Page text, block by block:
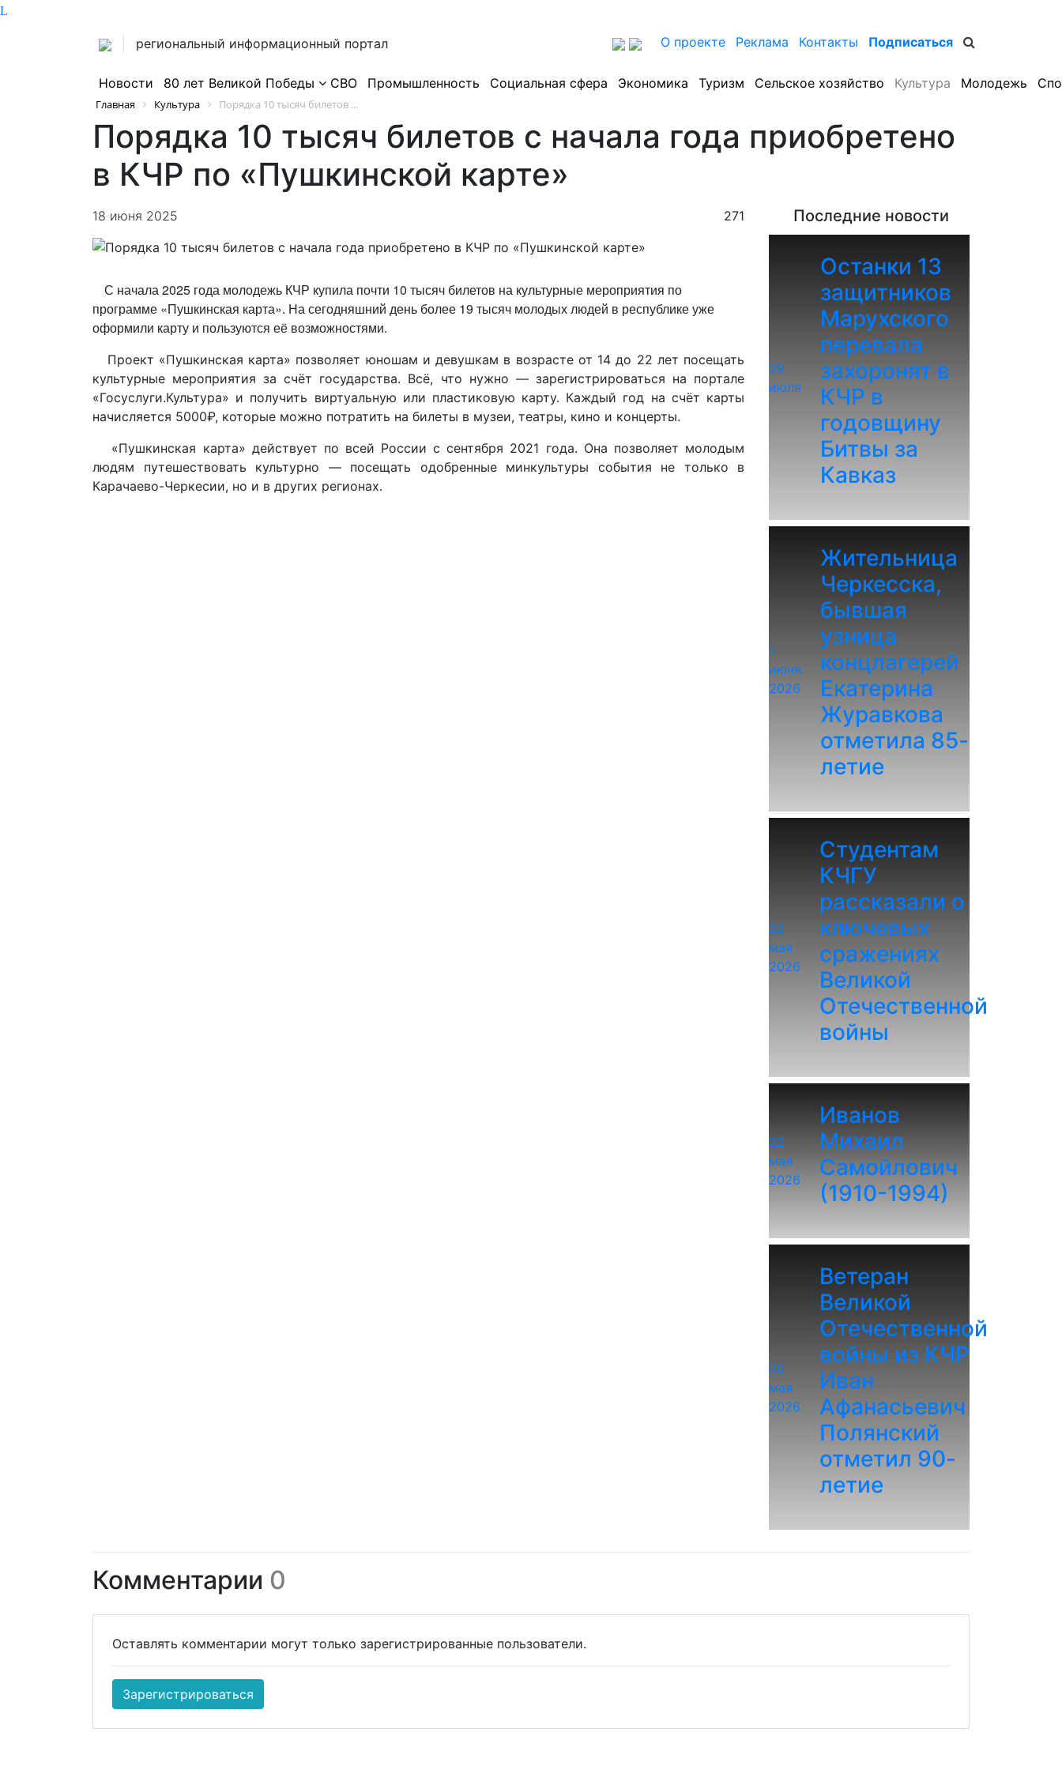
региональный информационный портал О проекте Реклама Контакты Подписаться
Новости 80 лет Великой Победы СВО Промышленность Социальная сфера Экономика Туризм Сельское хозяйство Культура Молодежь
Главная Культура Порядка 10 тысяч билетов ...
Порядка 10 тысяч билетов с начала года приобретено
в КЧР по «Пушкинской карте»
18 июня 2025 271
С начала 2025 года молодежь КЧР купила почти 10 тысяч билетов на культурные мероприятия по
программе «Пушкинская карта». На сегодняшний день более 19 тысяч молодых людей в республике уже
оформили карту и пользуются её возможностями.
Проект «Пушкинская карта» позволяет юношам и девушкам в возрасте от 14 до 22 лет посещать
культурные мероприятия за счёт государства. Всё, что нужно — зарегистрироваться на портале
«Госуслуги.Культура» и получить виртуальную или пластиковую карту. Каждый год на счёт карты
начисляется 5000₽, которые можно потратить на билеты в музеи, театры, кино и концерты.
«Пушкинская карта» действует по всей России с сентября 2021 года. Она позволяет молодым
людям путешествовать культурно — посещать одобренные минкультуры события не только в
Карачаево-Черкесии, но и в других регионах.
Последние новости
29
июля
Останки 13
защитников
Марухского
перевала
захоронят в
КЧР в
годовщину
Битвы за
Кавказ
1
июня
2026
Жительница
Черкесска,
бывшая
узница
концлагерей
Екатерина
Журавкова
отметила 85-
летие
22
мая
2026
Студентам
КЧГУ
рассказали о
ключевых
сражениях
Великой
Отечественной
войны
22
мая
2026
Иванов
Михаил
Самойлович
(1910-1994)
20
мая
2026
Ветеран
Великой
Отечественной
войны из КЧР
Иван
Афанасьевич
Полянский
отметил 90-
летие
Комментарии 0
Оставлять комментарии могут только зарегистрированные пользователи.
Зарегистрироваться